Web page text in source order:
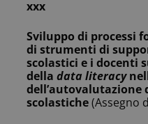
xxx
Sviluppo di processi
di strumenti di
scolastici e i docenti
della data literacy
dell’autovalutazione
scolastiche(Assegno